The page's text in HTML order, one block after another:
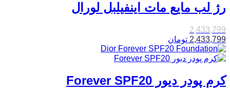
رژ لب مایع مات اینفیلبل لورال
2,433,799
2,433,799 تومان
کرم پودر دیور Forever SPF20